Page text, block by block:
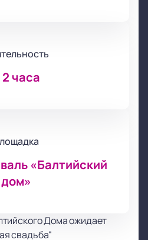
2 часа
«Балтийский
дом»
Дома ожидает
свадьба"